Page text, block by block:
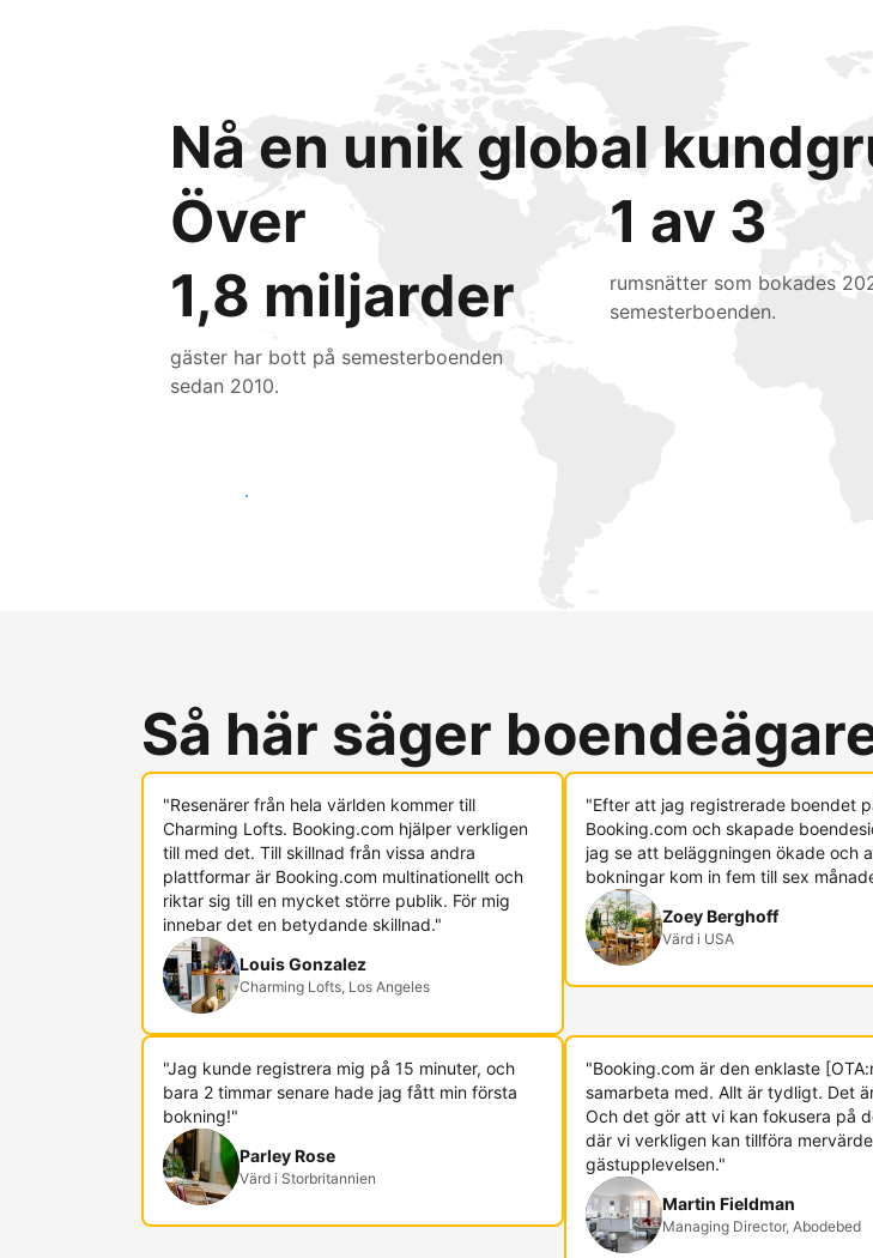
Nå en unik global
Över
1,8 miljarder
gäster har bott på semesterboenden
sedan 2010.
1 av 3
rumsnätter som bokades
semesterboenden.
Nå nya gäster idag
Så här säger
"Resenärer från hela världen kommer till
Charming Lofts. Booking.com hjälper verkligen
till med det. Till skillnad från vissa andra
plattformar är Booking.com multinationellt och
riktar sig till en mycket större publik. För mig
innebar det en betydande skillnad."
Louis Gonzalez
Charming Lofts, Los Angeles
"Efter att jag registrerade boendet
Booking.com och skapade
jag se att beläggningen ökade och
bokningar kom in fem till sex
Zoey Berghoff
Värd i USA
"Jag kunde registrera mig på 15 minuter, och
bara 2 timmar senare hade jag fått min första
bokning!"
Parley Rose
Värd i Storbritannien
"Booking.com är den enklaste
samarbeta med. Allt är tydligt. Det
Och det gör att vi kan fokusera på
där vi verkligen kan tillföra
gästupplevelsen."
Martin Fieldman
Managing Director, Abodebed